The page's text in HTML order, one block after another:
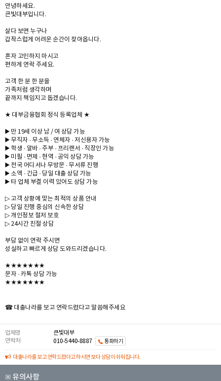
안녕하세요.
큰빛대부입니다.
살다 보면 누구나
갑작스럽게 어려운 순간이 찾아옵니다.
혼자 고민하지 마시고
편하게 연락 주세요.
고객 한 분 한 분을
가족처럼 생각하며
끝까지 책임지고 돕겠습니다.
★ 대부금융협회 정식 등록업체 ★
▶️ 만 19세 이상 남 / 여 상담 가능
▶️ 무직자 · 무소득 · 연체자 · 저신용자 가능
▶️ 학생 · 알바 · 주부 · 프리랜서 · 직장인 가능
▶️ 미필 · 면제 · 현역 · 공익 상담 가능
▶️ 전국 어디서나 무방문 · 무서류 진행
▶️ 소액 · 긴급 · 당일 대출 상담 가능
▶️ 타 업체 부결 이력 있어도 상담 가능
▷ 고객 상황에 맞는 최적의 상품 안내
▷ 당일 진행 중심의 신속한 상담
▷ 개인정보 철저 보호
▷ 24시간 친절 상담
부담 없이 연락 주시면
성실하고 빠르게 상담 도와드리겠습니다.
★★★★★★★
문자 · 카톡 상담 가능
★★★★★★★
☎ 대출나라를 보고 연락드렸다고 말씀해주세요
업체명
큰빛대부
연락처
010-5440-8887 통화하기
대출나라를 보고 연락드렸다고 하시면 보다 상담이 쉬워집니다.
※ 유의사항